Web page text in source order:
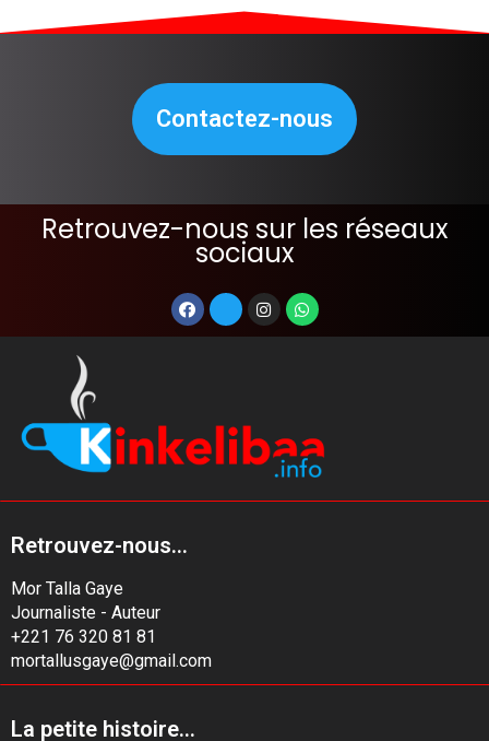
Contactez-nous
Retrouvez-nous sur les réseaux
sociaux
Retrouvez-nous...
Mor Talla Gaye
Journaliste - Auteur
+221 76 320 81 81
mortallusgaye@gmail.com
La petite histoire...